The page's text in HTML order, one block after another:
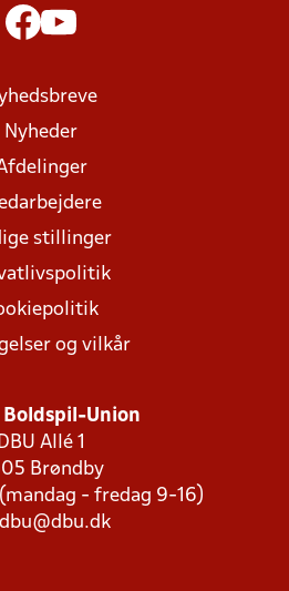
Nyheder
stillinger
og vilkår
Boldspil-Union
DBU Allé 1
Brøndby
- fredag 9-16)
dbu@dbu.dk